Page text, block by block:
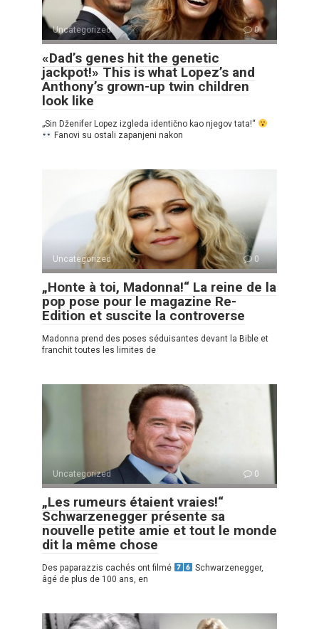
Uncategorized 0
«Dad’s genes hit the genetic
jackpot!» This is what Lopez’s and
Anthony’s grown-up twin children
look like
„Sin Dženifer Lopez izgleda identično kao njegov tata!“
Fanovi su ostali zapanjeni nakon
Uncategorized 0
„Honte à toi, Madonna!“ La reine de la
pop pose pour le magazine Re-
Edition et suscite la controverse
Madonna prend des poses séduisantes devant la Bible et
franchit toutes les limites de
Uncategorized 0
„Les rumeurs étaient vraies!“
Schwarzenegger présente sa
nouvelle petite amie et tout le monde
dit la même chose
Des paparazzis cachés ont filmé
Schwarzenegger,
âgé de plus de 100 ans, en